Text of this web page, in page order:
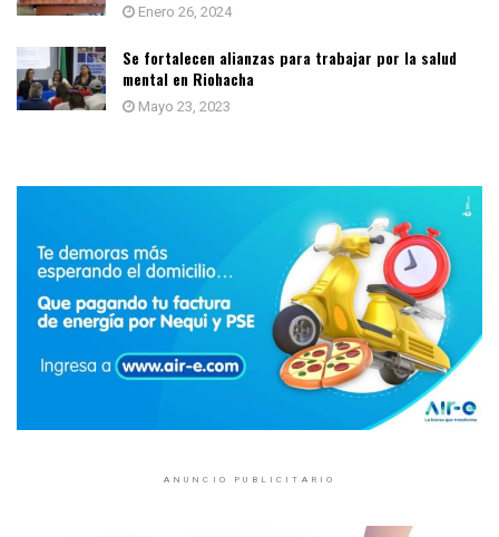
Enero 26, 2024
Se fortalecen alianzas para trabajar por la salud
mental en Riohacha
Mayo 23, 2023
ANUNCIO PUBLICITARIO